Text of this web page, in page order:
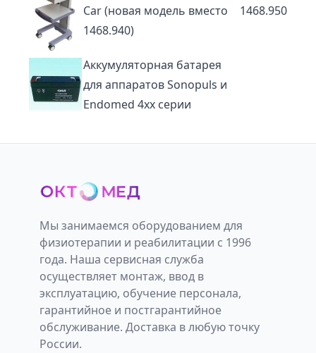
Car (новая модель вместо
1468.940)
1468.950
Аккумуляторная батарея
для аппаратов Sonopuls и
Endomed 4xx серии
Мы занимаемся оборудованием для
физиотерапии и реабилитации с 1996
года. Наша сервисная служба
осуществляет монтаж, ввод в
эксплуатацию, обучение персонала,
гарантийное и постгарантийное
обслуживание. Доставка в любую точку
России.